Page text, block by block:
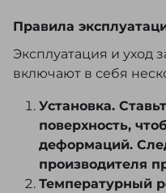
Правила
Эксплуатация и уход
включают в себя
Установка.
поверхность,
деформаций.
производителя
Температурный